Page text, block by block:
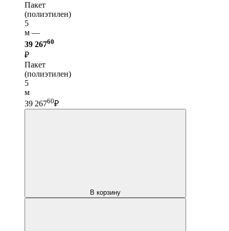
Пакет
(полиэтилен)
5
м —
39 26760
₽
Пакет
(полиэтилен)
5
м
39 26760₽
В корзину